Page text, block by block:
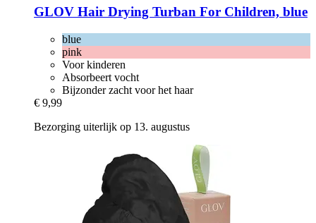
GLOV Hair Drying Turban For Children, blue
blue
pink
Voor kinderen
Absorbeert vocht
Bijzonder zacht voor het haar
€ 9,99
Bezorging uiterlijk op 13. augustus